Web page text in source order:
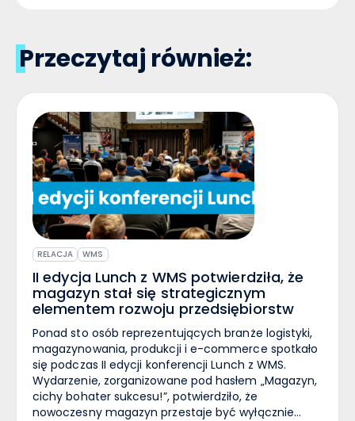
Przeczytaj również:
RELACJA WMS
II edycja Lunch z WMS potwierdziła, że
magazyn stał się strategicznym
elementem rozwoju przedsiębiorstw
Ponad sto osób reprezentujących branże logistyki,
magazynowania, produkcji i e-commerce spotkało
się podczas II edycji konferencji Lunch z WMS.
Wydarzenie, zorganizowane pod hasłem „Magazyn,
cichy bohater sukcesu!”, potwierdziło, że
nowoczesny magazyn przestaje być wyłącznie